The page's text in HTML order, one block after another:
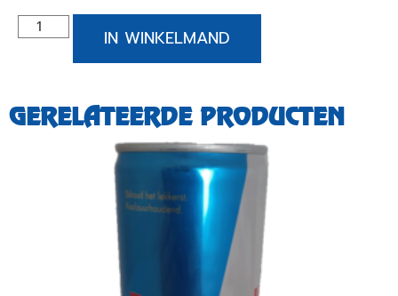
IN WINKELMAND
GERELATEERDE PRODUCTEN